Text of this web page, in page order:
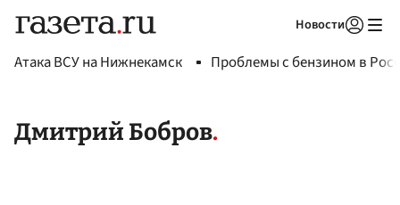
Новости
Атака ВСУ на Нижнекамск Проблемы с бензином в
Дмитрий Бобров